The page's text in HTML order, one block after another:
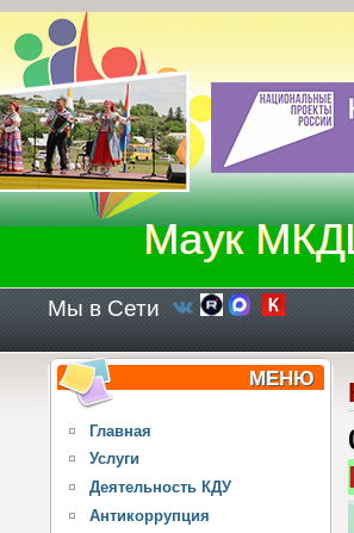
Перейти к основному содержанию
Маук
Мы в Сети
МЕНЮ
Главная
Услуги
Деятельность КДУ
Антикоррупция